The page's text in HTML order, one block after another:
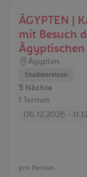
ÄGYPTEN |
mit Besuch
Ägypten
Studienreisen
5 Nächte
1 Termin
06.12.2026 -
pro Person